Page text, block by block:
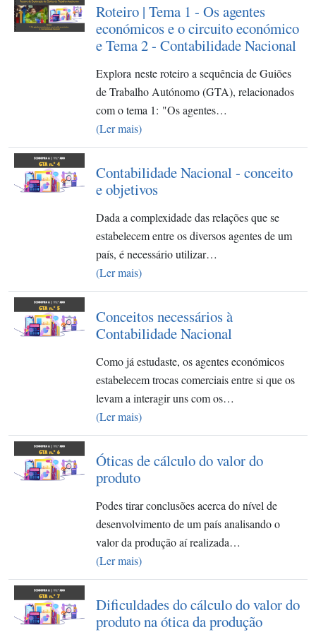
Roteiro | Tema 1 - Os agentes
económicos e o circuito económico
e Tema 2 - Contabilidade Nacional
Explora neste roteiro a sequência de Guiões
de Trabalho Autónomo (GTA), relacionados
com o tema 1: "Os agentes…
(Ler mais)
Contabilidade Nacional - conceito
e objetivos
Dada a complexidade das relações que se
estabelecem entre os diversos agentes de um
país, é necessário utilizar…
(Ler mais)
Conceitos necessários à
Contabilidade Nacional
Como já estudaste, os agentes económicos
estabelecem trocas comerciais entre si que os
levam a interagir uns com os…
(Ler mais)
Óticas de cálculo do valor do
produto
Podes tirar conclusões acerca do nível de
desenvolvimento de um país analisando o
valor da produção aí realizada…
(Ler mais)
Dificuldades do cálculo do valor do
produto na ótica da produção